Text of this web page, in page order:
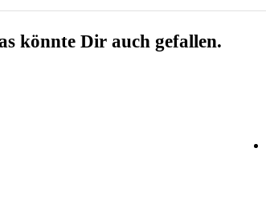
könnte Dir auch gefallen.